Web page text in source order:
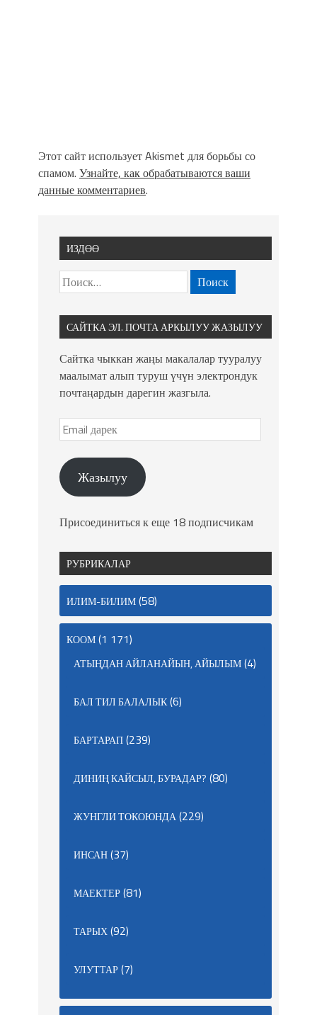
Этот сайт использует Akismet для борьбы со
спамом. Узнайте, как обрабатываются ваши
данные комментариев.
ИЗДӨӨ
САЙТКА ЭЛ. ПОЧТА АРКЫЛУУ ЖАЗЫЛУУ
Сайтка чыккан жаңы макалалар тууралуу
маалымат алып туруш үчүн электрондук
почтаңардын дарегин жазгыла.
Жазылуу
Присоединиться к еще 18 подписчикам
РУБРИКАЛАР
ИЛИМ-БИЛИМ(58)
КООМ(1 171)
АТЫҢДАН АЙЛАНАЙЫН, АЙЫЛЫМ(4)
БАЛ ТИЛ БАЛАЛЫК(6)
БАРТАРАП(239)
ДИНИҢ КАЙСЫЛ, БУРАДАР? (80)
ЖУНГЛИ ТОКОЮНДА(229)
ИНСАН(37)
МАЕКТЕР(81)
ТАРЫХ(92)
УЛУТТАР(7)